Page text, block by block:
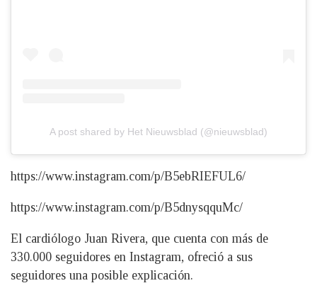
A post shared by Het Nieuwsblad (@nieuwsblad)
https://www.instagram.com/p/B5ebRIEFUL6/
https://www.instagram.com/p/B5dnysqquMc/
El cardiólogo Juan Rivera, que cuenta con más de
330.000 seguidores en Instagram, ofreció a sus
seguidores una posible explicación.